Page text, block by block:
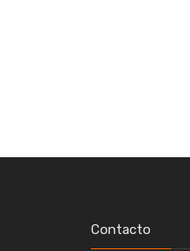
Contacto